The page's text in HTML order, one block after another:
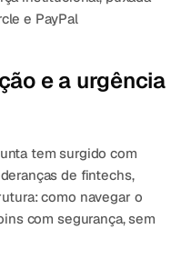
e PayPal
e a urgência
tem surgido com
de fintechs,
como navegar o
com segurança, sem